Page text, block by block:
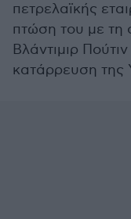
πετρελαϊκής
πτώση του με τη
Βλάντιμιρ
κατάρρευση της